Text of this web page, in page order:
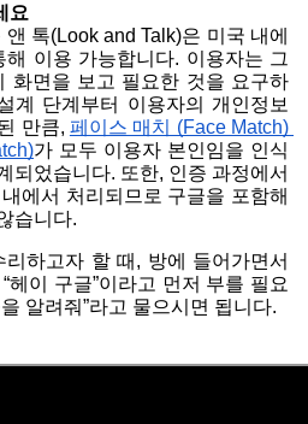
요
톡(Look and Talk)은 미국 내에
이용 가능합니다. 이용자는 그
화면을 보고 필요한 것을 요구하
계 단계부터 이용자의 개인정보
만큼, 페이스 매치 (Face Match)
가 모두 이용자 본인임을 인식
되었습니다. 또한, 인증 과정에서
에서 처리되므로 구글을 포함해
습니다.
하고자 할 때, 방에 들어가면서
헤이 구글”이라고 먼저 부를 필요
알려줘”라고 물으시면 됩니다.